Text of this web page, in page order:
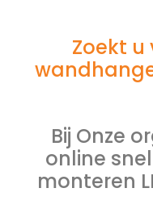
Zoekt u
Bij Onze
online
monteren